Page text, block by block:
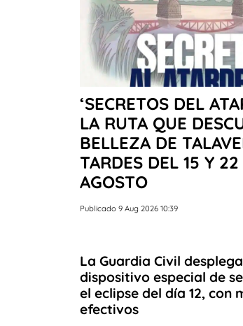
‘SECRETOS DEL
LA RUTA QUE
BELLEZA DE
TARDES DEL 15 Y 22
AGOSTO
Publicado 9 Aug 2026 10:39
La Guardia Civil
dispositivo especial de
el eclipse del día 12, con
efectivos